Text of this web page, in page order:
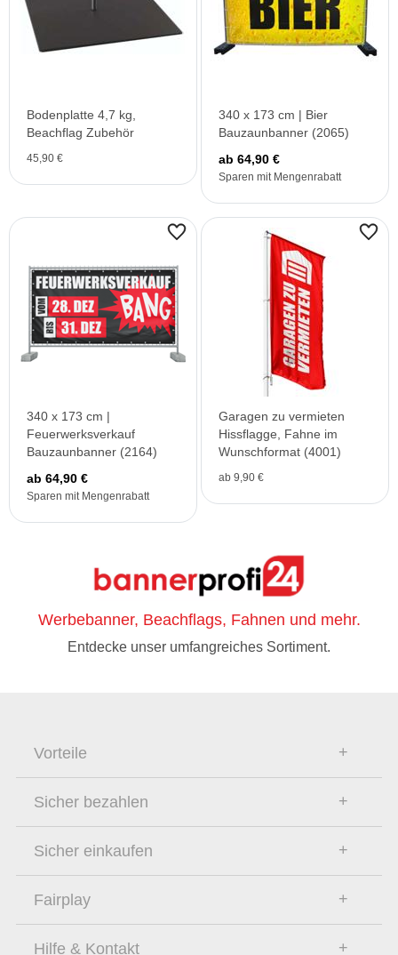
Bodenplatte 4,7 kg,
Beachflag Zubehör
45,90 €
340 x 173 cm | Bier
Bauzaunbanner (2065)
ab 64,90 €
Sparen mit Mengenrabatt
340 x 173 cm |
Feuerwerksverkauf
Bauzaunbanner (2164)
ab 64,90 €
Sparen mit Mengenrabatt
Garagen zu vermieten
Hissflagge, Fahne im
Wunschformat (4001)
ab 9,90 €
Werbebanner, Beachflags, Fahnen und mehr.
Entdecke unser umfangreiches Sortiment.
Vorteile
Sicher bezahlen
Sicher einkaufen
Fairplay
Hilfe & Kontakt